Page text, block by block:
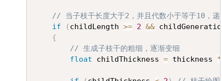
// 当子枝干长度大于2，并且代数小于等于10，递
if
( childLength >= 2 &&
{
// 生成子枝干的粗细，逐渐变细
float childThickness = thickness *